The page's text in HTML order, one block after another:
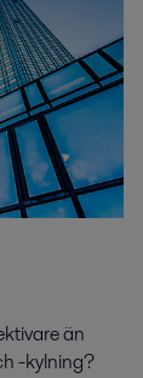
än
-kylning?